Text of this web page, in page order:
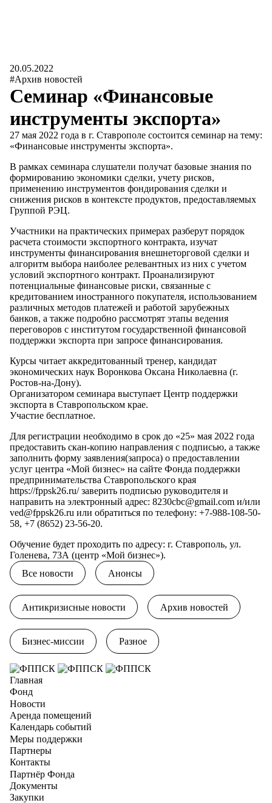
20.05.2022
#Архив новостей
Семинар «Финансовые
инструменты экспорта»
27 мая 2022 года в г. Ставрополе состоится семинар на тему:
«Финансовые инструменты экспорта».
В рамках семинара слушатели получат базовые знания по
формированию экономики сделки, учету рисков,
применению инструментов фондирования сделки и
снижения рисков в контексте продуктов, предоставляемых
Группой РЭЦ.
Участники на практических примерах разберут порядок
расчета стоимости экспортного контракта, изучат
инструменты финансирования внешнеторговой сделки и
алгоритм выбора наиболее релевантных из них с учетом
условий экспортного контракт. Проанализируют
потенциальные финансовые риски, связанные с
кредитованием иностранного покупателя, использованием
различных методов платежей и работой зарубежных
банков, а также подробно рассмотрят этапы ведения
переговоров с институтом государственной финансовой
поддержки экспорта при запросе финансирования.
Курсы читает аккредитованный тренер, кандидат
экономических наук Воронкова Оксана Николаевна (г.
Ростов-на-Дону).
Организатором семинара выступает Центр поддержки
экспорта в Ставропольском крае.
Участие бесплатное.
Для регистрации необходимо в срок до «25» мая 2022 года
предоставить скан-копию направления с подписью, а также
заполнить форму заявления(запроса) о предоставлении
услуг центра «Мой бизнес» на сайте Фонда поддержки
предпринимательства Ставропольского края
https://fppsk26.ru/ заверить подписью руководителя и
направить на электронный адрес: 8230cbc@gmail.com и/или
ved@fppsk26.ru или обратиться по телефону: +7-988-108-50-
58, +7 (8652) 23-56-20.
Обучение будет проходить по адресу: г. Ставрополь, ул.
Голенева, 73А (центр «Мой бизнес»).
Все новости
Анонсы
Антикризисные новости Архив новостей
Бизнес-миссии Разное
Главная
Фонд
Новости
Аренда помещений
Календарь событий
Меры поддержки
Партнеры
Контакты
Партнёр Фонда
Документы
Закупки